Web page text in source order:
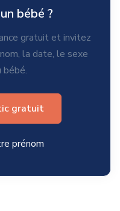
bébé ?
gratuit et invitez
la date, le sexe
bébé.
gratuit
prénom